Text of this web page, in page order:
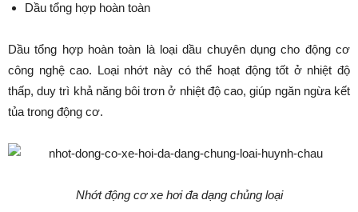
Dầu tổng hợp hoàn toàn
Dầu tổng hợp hoàn toàn là loại dầu chuyên dụng cho động cơ
công nghệ cao. Loại nhớt này có thể hoạt động tốt ở nhiệt độ
thấp, duy trì khả năng bôi trơn ở nhiệt độ cao, giúp ngăn ngừa kết
tủa trong động cơ.
Nhớt động cơ xe hơi đa dạng chủng loại